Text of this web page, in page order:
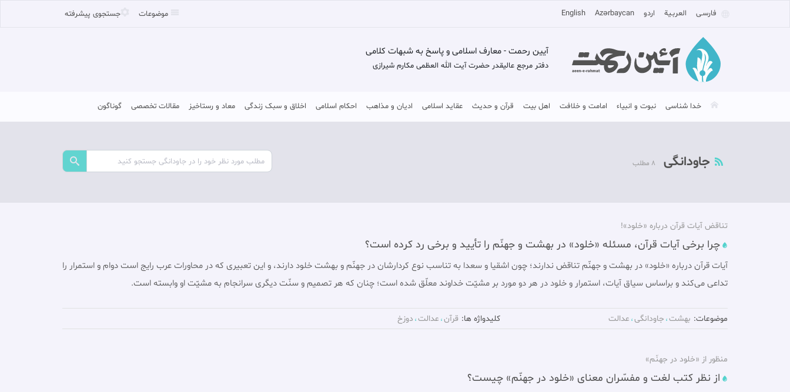
فارسـی العربـیة اردو Azərbaycan
English موضوعات جستجوی پیشرفته
آیین رحمت - معارف اسلامی و پاسخ به شبهات کلامی
دفتر مرجع عالیقدر حضرت آیت الله العظمی مکارم شیرازی
خدا شناسی نبوت و انبیاء امامت و خلافت اهل بیت قرآن و حدیث عقاید اسلامی ادیان و مذاهب احکام اسلامی اخلاق و سبک زندگی معاد و رستاخیز مقالات تخصصی گوناگون
جاودانگی 8 مطلب
تناقض آيات قرآن درباره «خلود»!
چرا برخی آيات قرآن، مسئله «خلود» در بهشت و جهنّم را تأييد و برخی رد كرده است؟
آيات قرآن درباره «خلود» در بهشت و جهنّم تناقض ندارند؛ چون اشقيا و سعدا به تناسب نوع كردارشان در جهنّم و بهشت خلود دارند، و اين تعبيرى كه در محاورات عرب رايج است دوام و استمرار را
تداعى مى‌كند و براساس سياق آيات، استمرار و خلود در هر دو مورد بر مشيّت خداوند معلّق شده است؛ چنان كه هر تصميم و سنّت ديگرى سرانجام به مشيّت او وابسته است.
موضوعات: بهشت جاودانگی عدالت کلیدواژه ها: قرآن عدالت دوزخ
منظور از «خلود در جهنّم»
از نظر كتب لغت و مفسّران معنای «خلود در جهنّم» چیست؟